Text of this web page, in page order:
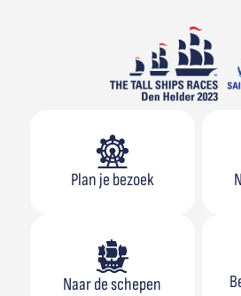
Plan je bezoek
Naar de schepen